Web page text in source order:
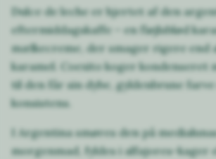
Dulce de leche er hjertet af den
eftermiddagskaffe – en fløjlsblød
mælkecreme, der smager rigere end
karamel. Coexito koger kondenseret
til den får sin dybe, gyldenbrune
konsistens.
I Argentina smøres den på
morgenmad, fyldes i alfajores-kager